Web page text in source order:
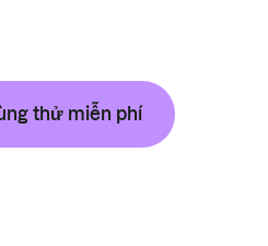
thử miễn phí